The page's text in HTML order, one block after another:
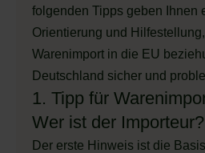
folgenden Tipps geben Ihnen
Orientierung und
Warenimport in die EU
Deutschland sicher und
1. Tipp für
Wer ist der Importeur?
Der erste Hinweis ist die